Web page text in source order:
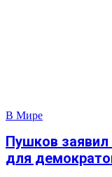
В Мире
Пушков
для